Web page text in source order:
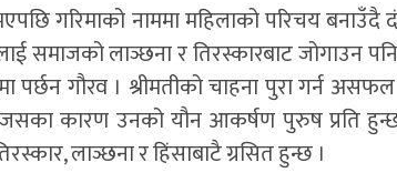
गरिमाको नाममा महिलाको परिचय बनाउँदै
समाजको लाञ्छना र तिरस्कारबाट जोगाउन
पर्छन गौरव । श्रीमतीको चाहना पुरा गर्न
कारण उनको यौन आकर्षण पुरुष प्रति
लाञ्छना र हिंसाबाटै ग्रसित हुन्छ ।